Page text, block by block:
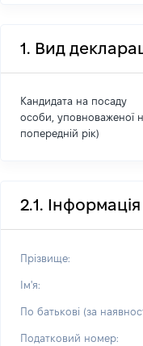
1. Вид
Кандидата на посаду
особи, уповноваженої
попередній рік)
2.1.
Прізвище:
Ім'я:
По батькові (за
Податковий номер: